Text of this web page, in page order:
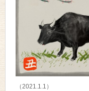
（2021.1.1）